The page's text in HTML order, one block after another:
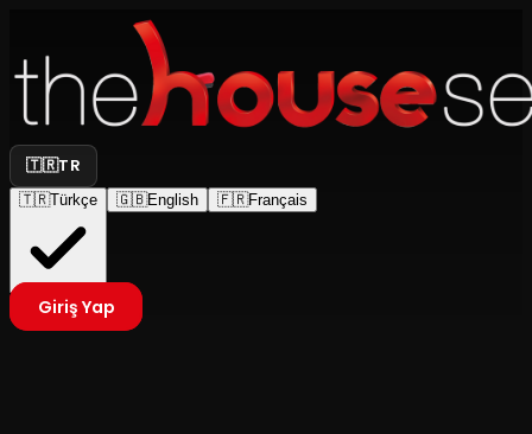
🇹🇷TR
🇹🇷Türkçe 🇬🇧English 🇫🇷Français
Giriş Yap